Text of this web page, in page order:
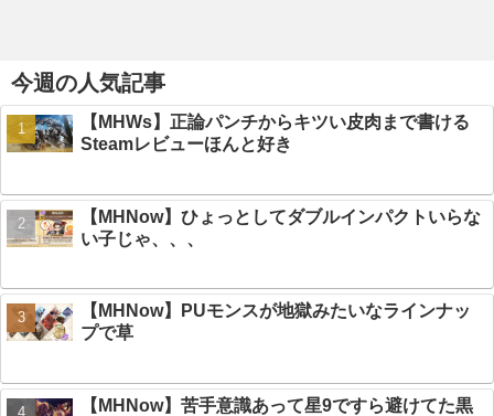
今週の人気記事
【MHWs】正論パンチからキツい皮肉まで書ける
Steamレビューほんと好き
【MHNow】ひょっとしてダブルインパクトいらな
い子じゃ、、、
【MHNow】PUモンスが地獄みたいなラインナッ
プで草
【MHNow】苦手意識あって星9ですら避けてた黒